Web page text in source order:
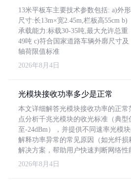
13米平板车主要技术参数包括: a)外形
尺寸:长13m×宽2.45m,栏板高55cm b)
承载能力:标载30-35吨,最大允许总重
49吨 c)符合国家道路车辆外廓尺寸及
轴荷限值标准
2026年8月4日
光模块接收功率多少是正常
本文详细解答光模块接收功率的正
点分析千兆光模块的收光标准（典型
至-24dBm），并提供不同速率光模
解释功率异常的常见原因（如光纤损
解决方案，帮助用户快速判断网络性
2026年8月4日